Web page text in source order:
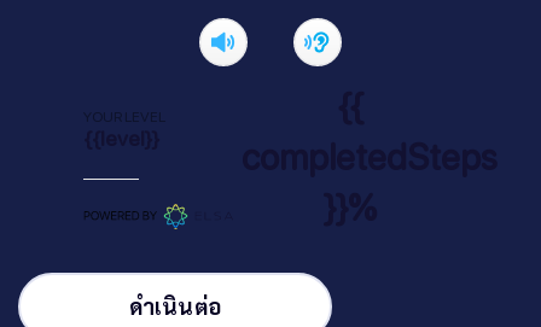
YOUR LEVEL
{{level}}
{{
completedSteps
}}%
ดำเนินต่อ